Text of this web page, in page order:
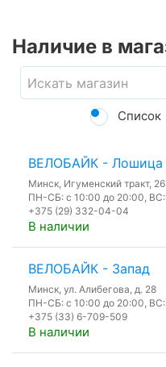
Наличие в
Список
ВЕЛОБАЙК - Лошица
Минск, Игуменский тракт, 26
ПН-СБ: с 10:00 до 20:00, ВС:
+375 (29) 332-04-04
В наличии
ВЕЛОБАЙК - Запад
Минск, ул. Алибегова, д. 28
ПН-СБ: с 10:00 до 20:00, ВС:
+375 (33) 6-709-509
В наличии